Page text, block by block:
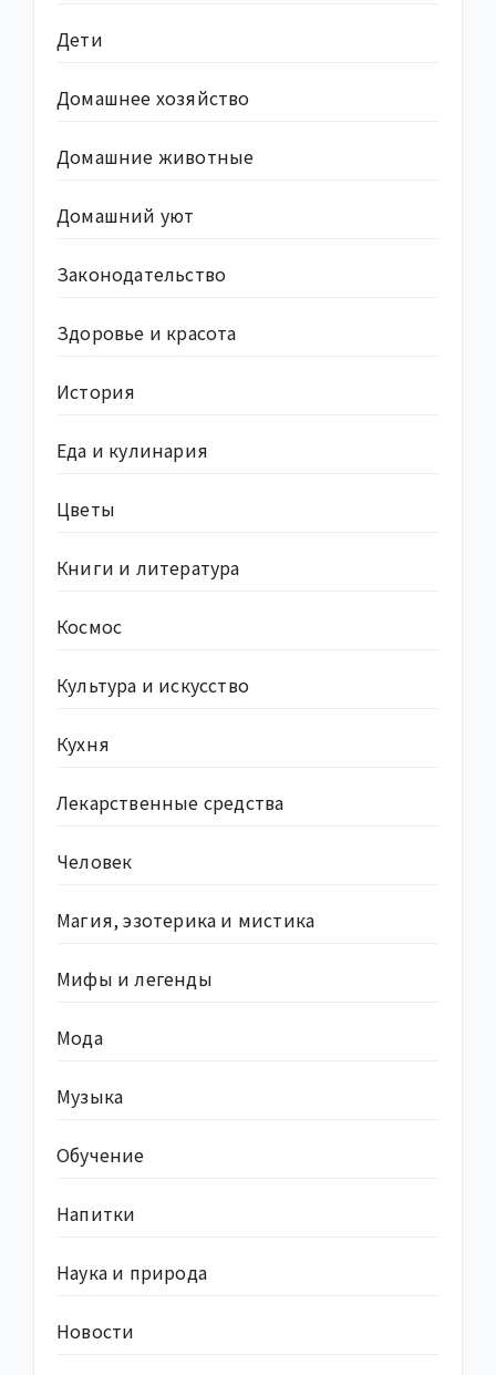
Дети
Домашнее хозяйство
Домашние животные
Домашний уют
Законодательство
Здоровье и красота
История
Еда и кулинария
Цветы
Книги и литература
Космос
Культура и искусство
Кухня
Лекарственные средства
Человек
Магия, эзотерика и мистика
Мифы и легенды
Мода
Музыка
Обучение
Напитки
Наука и природа
Новости